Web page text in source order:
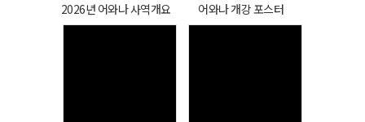
2026년 어와나 사역개요 어와나 개강 포스터